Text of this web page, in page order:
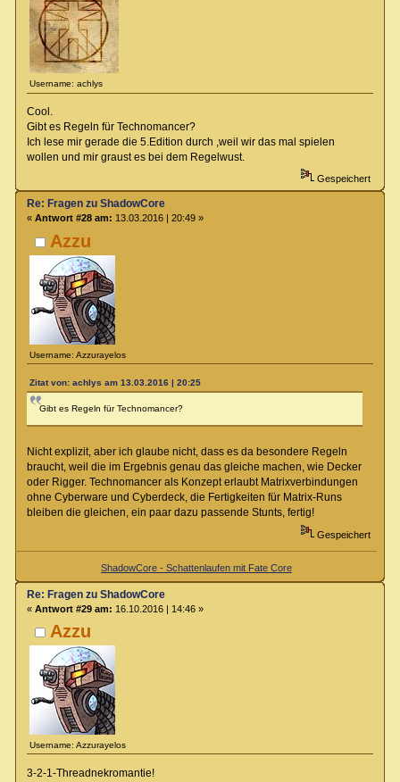
Username: achlys
Cool.
Gibt es Regeln für Technomancer?
Ich lese mir gerade die 5.Edition durch ,weil wir das mal spielen
wollen und mir graust es bei dem Regelwust.
Gespeichert
Azzu
Username: Azzurayelos
Re: Fragen zu ShadowCore
« Antwort #28 am: 13.03.2016 | 20:49 »
Zitat von: achlys am 13.03.2016 | 20:25
Gibt es Regeln für Technomancer?
Nicht explizit, aber ich glaube nicht, dass es da besondere Regeln
braucht, weil die im Ergebnis genau das gleiche machen, wie Decker
oder Rigger. Technomancer als Konzept erlaubt Matrixverbindungen
ohne Cyberware und Cyberdeck, die Fertigkeiten für Matrix-Runs
bleiben die gleichen, ein paar dazu passende Stunts, fertig!
Gespeichert
ShadowCore - Schattenlaufen mit Fate Core
Azzu
Username: Azzurayelos
Re: Fragen zu ShadowCore
« Antwort #29 am: 16.10.2016 | 14:46 »
3-2-1-Threadnekromantie!